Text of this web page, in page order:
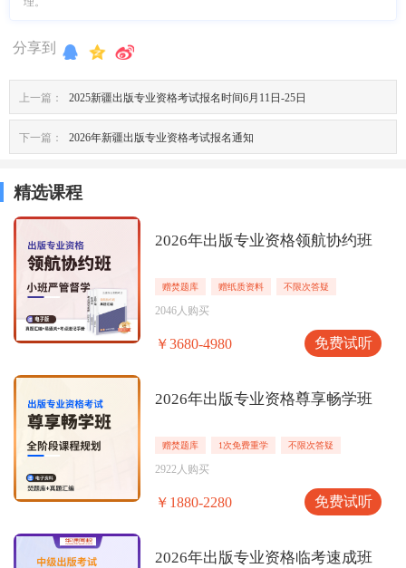
分享到
上一篇： 2025新疆出版专业资格考试报名时间6月11日-25日
下一篇： 2026年新疆出版专业资格考试报名通知
精选课程
2026年出版专业资格领航协约班
赠焚题库 赠纸质资料 不限次答疑
2046人购买
￥3680-4980 免费试听
2026年出版专业资格尊享畅学班
赠焚题库 1次免费重学 不限次答疑
2922人购买
￥1880-2280 免费试听
2026年出版专业资格临考速成班